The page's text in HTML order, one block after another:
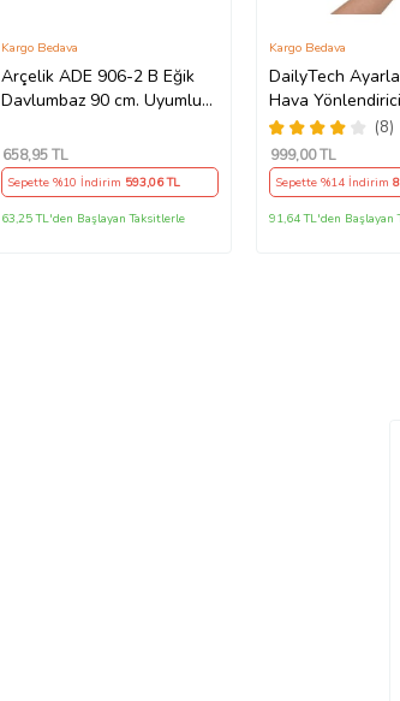
Arçelik ADE 906-2 B Eğik
Davlumbaz 90 cm. Uyumlu
Kargo Bedava
658,95 TL
Sepette %10 İndirim 593,06 TL
63,25 TL'den Başlayan Taksitlerle
DailyTech
Hava
Aparatı
(8)
Kargo Bedava
999,00 TL
Sepette %14 İndirim
91,64 TL'den Başlayan